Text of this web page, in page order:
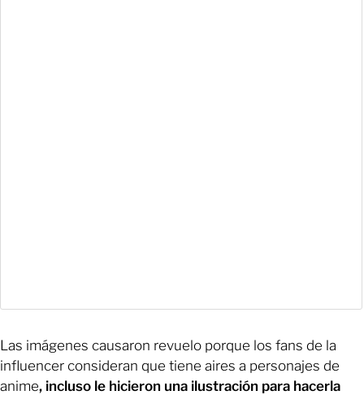
Las imágenes causaron revuelo porque los fans de la
influencer consideran que tiene aires a personajes de
anime, incluso le hicieron una ilustración para hacerla